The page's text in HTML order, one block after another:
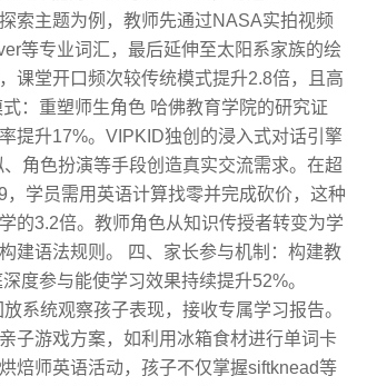
索主题为例，教师先通过NASA实拍视频
等专业词汇，最后延伸至太阳系家族的绘
课堂开口频次较传统模式提升2.8倍，且高
：重塑师生角色 哈佛教育学院的研究证
提升17%。VIPKID独创的浸入式对话引擎
角色扮演等手段创造真实交流需求。在超
学员需用英语计算找零并完成砍价，这种
的3.2倍。教师角色从知识传授者转变为学
建语法规则。 四、家长参与机制：构建教
度参与能使学习效果持续提升52%。
系统观察孩子表现，接收专属学习报告。
子游戏方案，如利用冰箱食材进行单词卡
焙师英语活动，孩子不仅掌握siftknead等